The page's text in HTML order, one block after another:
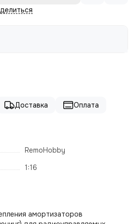
Доставка Оплата
RemoHobby
1:16
амортизаторов